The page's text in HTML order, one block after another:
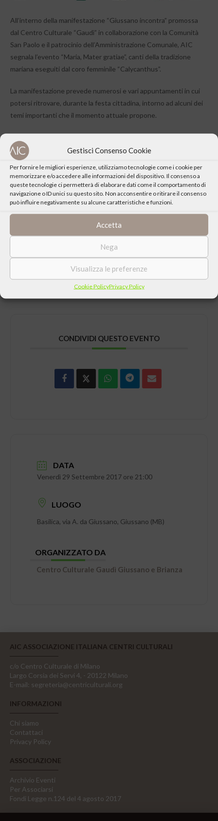
Gestisci Consenso Cookie
Per fornire le migliori esperienze, utilizziamo tecnologie come i cookie per
memorizzare e/o accedere alle informazioni del dispositivo. Il consenso a
queste tecnologie ci permetterà di elaborare dati come il comportamento di
navigazione o ID unici su questo sito. Non acconsentire o ritirare il consenso
può influire negativamente su alcune caratteristiche e funzioni.
Accetta
Nega
Visualizza le preferenze
Cookie PolicyPrivacy Policy
All’interno della manifestazione “Giussano incontra” promossa
dal Centro Culturale “Gaudì” in collaborazione con la Comunità
San Paolo e il patrocinio dell’Amministrazione Comunale, AIC
segnala l’evento “Maria, Mater gratiae”, canti della tradizione
mariana eseguiti dal coro femminile “Calycanthus”.
La manifestazione prevede numerosi e vari appuntamenti in cui
potersi ritrovare, durante la festa cittadina, intorno ad alcuni dei
temi importanti che il momento attuale propone.
testimoni, a percorsi artistici e letterari guidati da esperti
attraverso immagini, video e letture dal vivo e a momenti musicali
e teatrali.
Il filo conduttore della manifestazione sarà “TRA TERRA E
CIELO”.
La manifestazione vedrà coinvolte anche le realtà scolastiche e
Scarica il programma completo della manifestazione
CONDIVIDI QUESTO EVENTO
DATA
Venerdì 29 Settembre 2017 ore 21:00
LUOGO
Basilica, via A. da Giussano, Giussano (MB)
ORGANIZZATO DA
Centro Culturale Gaudì Giussano e Brianza
AIC ASSOCIAZIONE ITALIANA CENTRI CULTURALI
c/o Centro Culturale di Milano
Largo Corsia dei Servi 4, - 20122 Milano
E-mail: segreteria@centriculturali.org
INFORMAZIONI
Chi siamo
Contattaci
Privacy Policy
ASSOCIAZIONE
Archivio Eventi
Per Associarsi
Fondi Legge n.124 del 4 agosto 2017